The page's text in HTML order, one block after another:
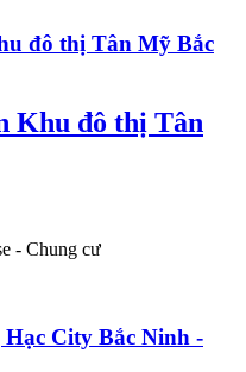
Khu đô thị Tân
- Chung cư